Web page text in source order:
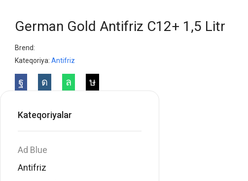
German Gold Antifriz C12+ 1,5 Litr
Brend:
Kateqoriya: Antifriz
FacebookInstagramWhatsapp
Tik-
Kateqoriyalar
Ad Blue
Antifriz